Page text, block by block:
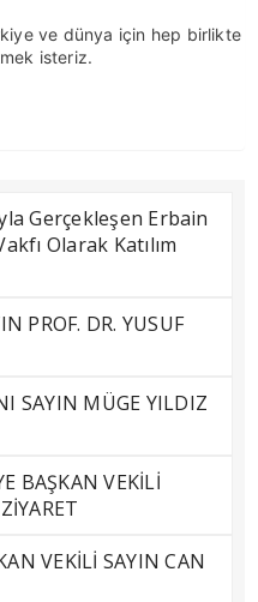
ve dünya için hep birlikte
isteriz.
Gerçekleşen Erbain
Olarak Katılım
PROF. DR. YUSUF
SAYIN MÜGE YILDIZ
BAŞKAN VEKİLİ
VEKİLİ SAYIN CAN